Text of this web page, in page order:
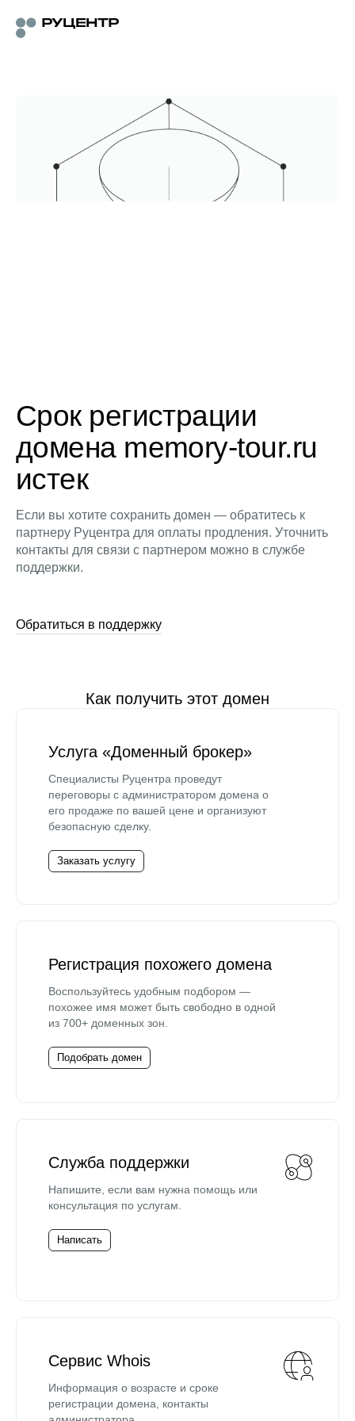
Срок регистрации
домена memory-tour.ru
истек
Если вы хотите сохранить домен — обратитесь к
партнеру Руцентра для оплаты продления. Уточнить
контакты для связи с партнером можно в службе
поддержки.
Обратиться в поддержку
Как получить этот домен
Услуга «Доменный брокер»
Специалисты Руцентра проведут
переговоры с администратором домена о
его продаже по вашей цене и организуют
безопасную сделку.
Заказать услугу
Регистрация похожего домена
Воспользуйтесь удобным подбором —
похожее имя может быть свободно в одной
из 700+ доменных зон.
Подобрать домен
Служба поддержки
Напишите, если вам нужна помощь или
консультация по услугам.
Написать
Сервис Whois
Информация о возрасте и сроке
регистрации домена, контакты